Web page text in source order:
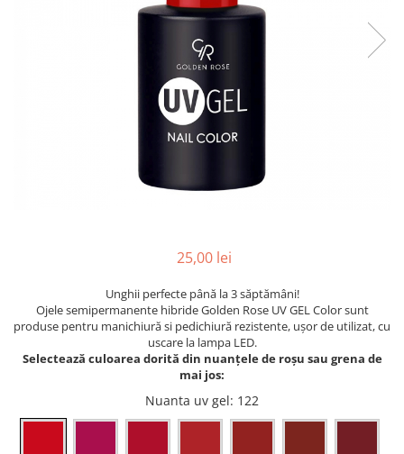
25,00 lei
Unghii perfecte până la 3 săptămâni!
Ojele semipermanente hibride Golden Rose UV GEL Color sunt
produse pentru manichiură si pedichiură rezistente, ușor de utilizat, cu
uscare la lampa LED.
Selectează culoarea dorită din nuanțele de roșu sau grena de
mai jos:
Nuanta uv gel: 122